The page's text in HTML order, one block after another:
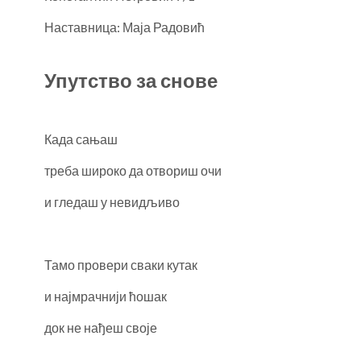
Наставница: Маја Радовић
Упутство за снове
Када сањаш
треба широко да отвориш очи
и гледаш у невидљиво
Тамо провери сваки кутак
и најмрачнији ћошак
док не нађеш своје